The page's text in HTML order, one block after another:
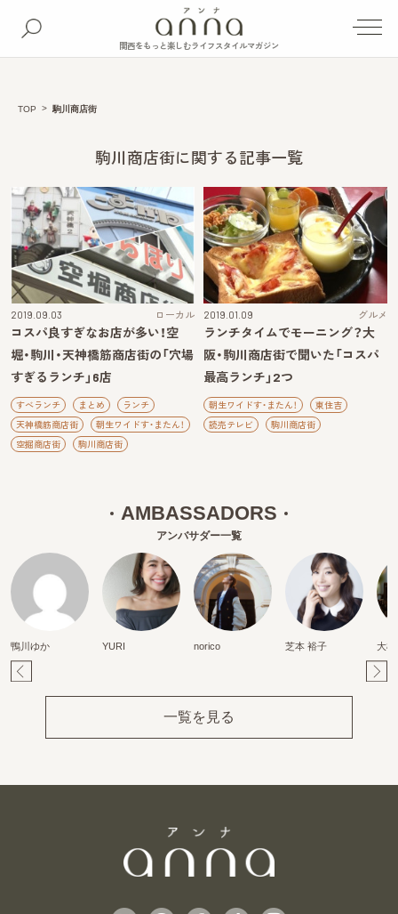
関西をもっと楽しむライフスタイルマガジン
TOP 駒川商店街
駒川商店街に関する記事一覧
2019.09.03 ローカル
コスパ良すぎなお店が多い！空
堀・駒川・天神橋筋商店街の「穴場
すぎるランチ」6店
すべランチ まとめ
ランチ
天神橋筋商店街
朝生ワイドす・またん！
空掘商店街
駒川商店街
2019.01.09 グルメ
ランチタイムでモーニング？大
阪・駒川商店街で聞いた「コスパ
最高ランチ」2つ
朝生ワイドす・またん！
東住吉
読売テレビ
駒川商店街
AMBASSADORS
アンバサダー一覧
鴨川ゆか YURI norico 芝本 裕子 大橋
一覧を見る